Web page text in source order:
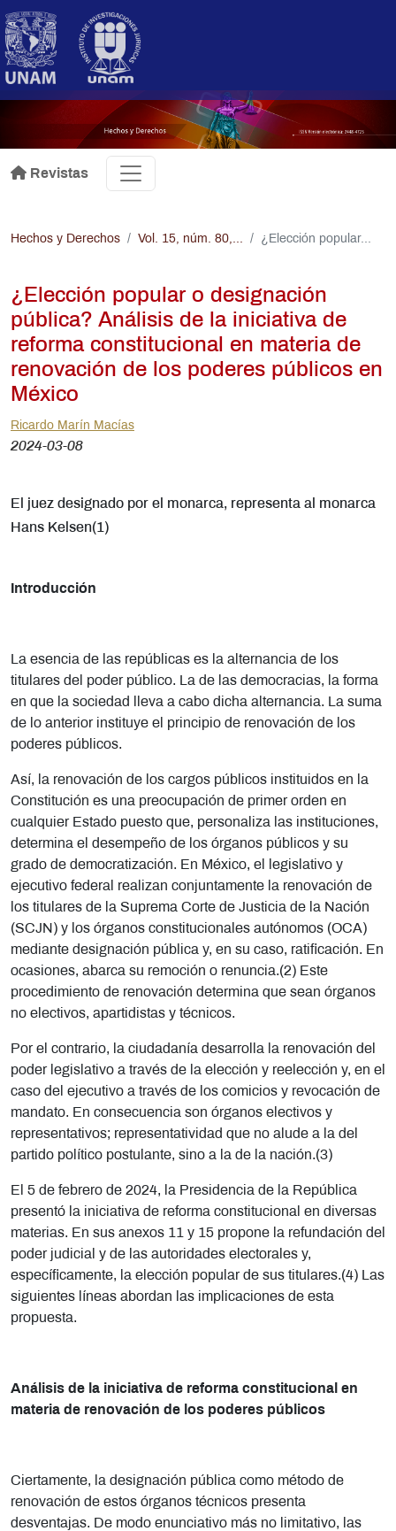
.
Revistas
Hechos y Derechos Vol. 15, núm. 80,... ¿Elección popular...
¿Elección popular o designación
pública? Análisis de la iniciativa de
reforma constitucional en materia de
renovación de los poderes públicos en
México
Ricardo Marín Macías
2024-03-08
El juez designado por el monarca, representa al monarca
Hans Kelsen(1)
Introducción
La esencia de las repúblicas es la alternancia de los
titulares del poder público. La de las democracias, la forma
en que la sociedad lleva a cabo dicha alternancia. La suma
de lo anterior instituye el principio de renovación de los
poderes públicos.
Así, la renovación de los cargos públicos instituidos en la
Constitución es una preocupación de primer orden en
cualquier Estado puesto que, personaliza las instituciones,
determina el desempeño de los órganos públicos y su
grado de democratización. En México, el legislativo y
ejecutivo federal realizan conjuntamente la renovación de
los titulares de la Suprema Corte de Justicia de la Nación
(SCJN) y los órganos constitucionales autónomos (OCA)
mediante designación pública y, en su caso, ratificación. En
ocasiones, abarca su remoción o renuncia.(2) Este
procedimiento de renovación determina que sean órganos
no electivos, apartidistas y técnicos.
Por el contrario, la ciudadanía desarrolla la renovación del
poder legislativo a través de la elección y reelección y, en el
caso del ejecutivo a través de los comicios y revocación de
mandato. En consecuencia son órganos electivos y
representativos; representatividad que no alude a la del
partido político postulante, sino a la de la nación.(3)
El 5 de febrero de 2024, la Presidencia de la República
presentó la iniciativa de reforma constitucional en diversas
materias. En sus anexos 11 y 15 propone la refundación del
poder judicial y de las autoridades electorales y,
específicamente, la elección popular de sus titulares.(4) Las
siguientes líneas abordan las implicaciones de esta
propuesta.
Análisis de la iniciativa de reforma constitucional en
materia de renovación de los poderes públicos
Ciertamente, la designación pública como método de
renovación de estos órganos técnicos presenta
desventajas. De modo enunciativo más no limitativo, las